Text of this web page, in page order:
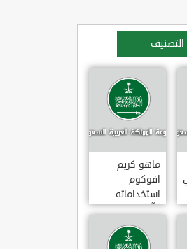
ماهو كريم
افوكوم
استخداماته
وآثاره الجانبية